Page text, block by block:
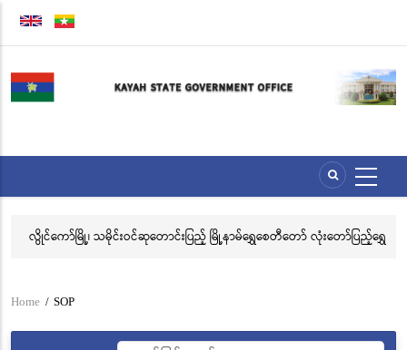
Skip
content
လွိုင်ကော်မြို့၊ သမိုင်းဝင်ဆုတောင်းပြည့် မြို့နာမ်ရွှေစေတီတော် လုံးတော်ပြည့်ရွှေ
Breadcrumb
Home / SOP